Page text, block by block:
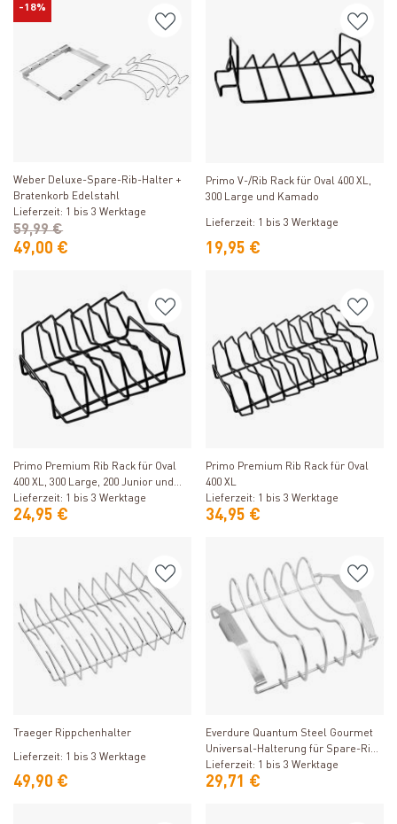
-18%
Weber Deluxe-Spare-Rib-Halter +
Bratenkorb Edelstahl
Lieferzeit: 1 bis 3 Werktage
49,00 €
59,99 €
Primo V-/Rib Rack für Oval 400 XL,
300 Large und Kamado
Lieferzeit: 1 bis 3 Werktage
19,95 €
Primo Premium Rib Rack für Oval
400 XL, 300 Large, 200 Junior und
Kamado
Lieferzeit: 1 bis 3 Werktage
24,95 €
Primo Premium Rib Rack für Oval
400 XL
Lieferzeit: 1 bis 3 Werktage
34,95 €
Traeger Rippchenhalter
Lieferzeit: 1 bis 3 Werktage
49,90 €
Everdure Quantum Steel Gourmet
Universal-Halterung für Spare-Ribs
und Kebab-/Schaschlik-Spieße
Lieferzeit: 1 bis 3 Werktage
29,71 €